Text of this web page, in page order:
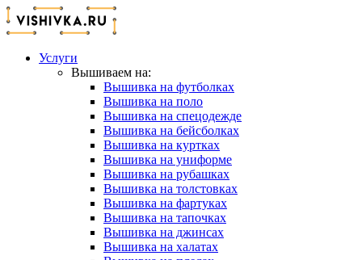
Услуги
Вышиваем на:
Вышивка на футболках
Вышивка на поло
Вышивка на спецодежде
Вышивка на бейсболках
Вышивка на куртках
Вышивка на униформе
Вышивка на рубашках
Вышивка на толстовках
Вышивка на фартуках
Вышивка на тапочках
Вышивка на джинсах
Вышивка на халатах